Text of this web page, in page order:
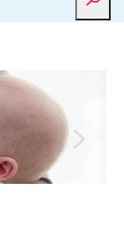
in huis